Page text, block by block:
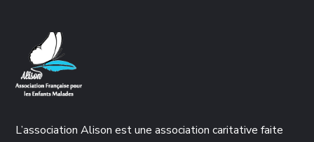
L’association Alison est une association caritative faite